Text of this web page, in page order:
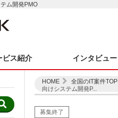
ム開発PMO
ビス紹介 インタビュー
HOME 全国のIT案件TOP
向けシステム開発P...
募集終了